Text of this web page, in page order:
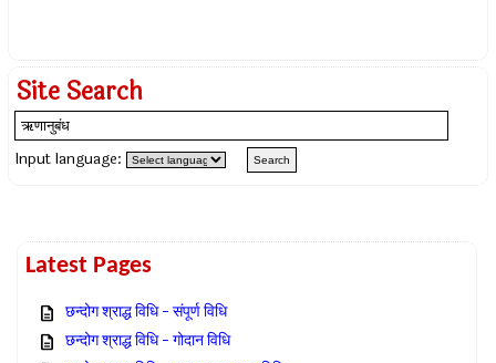
Site Search
Input language:
Latest Pages
छन्दोग श्राद्ध विधि – संपूर्ण विधि
छन्दोग श्राद्ध विधि – गोदान विधि